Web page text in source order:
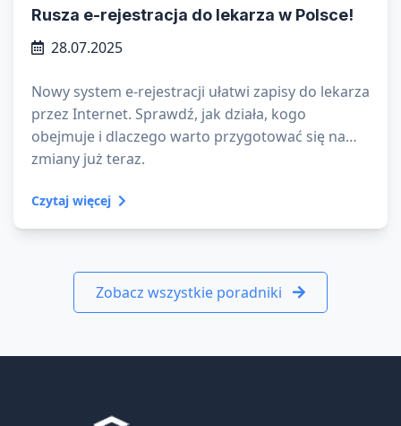
Rusza e-rejestracja do lekarza w Polsce!
28.07.2025
Nowy system e-rejestracji ułatwi zapisy do lekarza
przez Internet. Sprawdź, jak działa, kogo
obejmuje i dlaczego warto przygotować się na
zmiany już teraz.
Czytaj więcej
Zobacz wszystkie poradniki